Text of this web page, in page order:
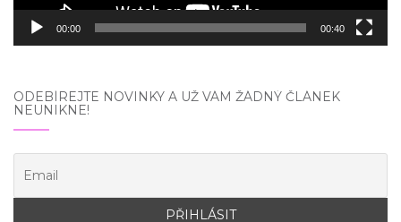
00:00 00:40
ODEBÍREJTE NOVINKY A UŽ VÁM ŽÁDNÝ ČLÁNEK
NEUNIKNE!